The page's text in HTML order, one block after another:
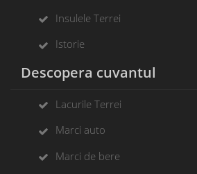
Insulele Terrei
Istorie
Descopera cuvantul
Lacurile Terrei
Marci auto
Marci de bere